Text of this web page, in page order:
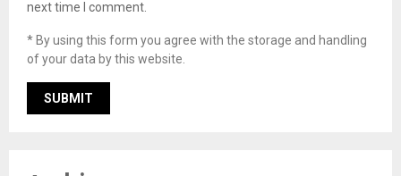
next time I comment.
* By using this form you agree with the storage and handling
of your data by this website.